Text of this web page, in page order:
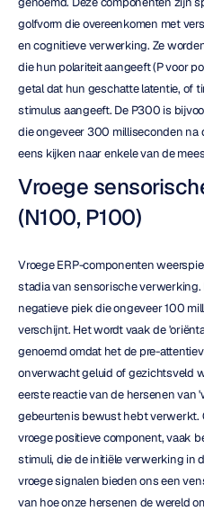
golfvorm die overeenkomen met
en cognitieve verwerking. Ze
die hun polariteit aangeeft (P voor
getal dat hun geschatte latentie, of
stimulus aangeeft. De P300 is
die ongeveer 300 milliseconden na
eens kijken naar enkele van de
Vroege
(N100, P100)
Vroege ERP-componenten
stadia van sensorische verwerking.
negatieve piek die ongeveer 100
verschijnt. Het wordt vaak de
genoemd omdat het de pre-
onverwacht geluid of gezichtsveld
eerste reactie van de hersenen van
gebeurtenis bewust hebt verwerkt.
vroege positieve component, vaak
stimuli, die de initiële verwerking in
vroege signalen bieden ons een
van hoe onze hersenen de wereld